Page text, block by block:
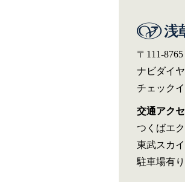
〒111-
ナビダイ
チェック
交通アク
つくばエ
東武スカ
駐車場有